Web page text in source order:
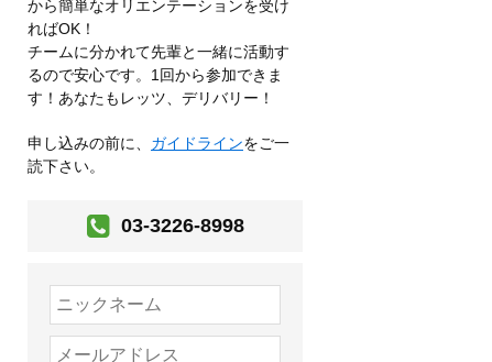
から簡単なオリエンテーションを受け
ればOK！
チームに分かれて先輩と一緒に活動す
るので安心です。1回から参加できま
す！あなたもレッツ、デリバリー！
申し込みの前に、 ガイドラインをご一
読下さい。
03-3226-8998